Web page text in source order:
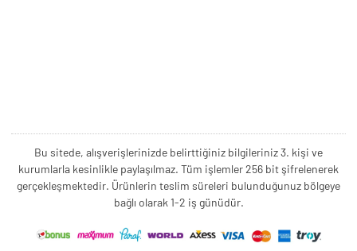
Bu sitede, alışverişlerinizde belirttiğiniz bilgileriniz 3. kişi ve
kurumlarla kesinlikle paylaşılmaz. Tüm işlemler 256 bit şifrelenerek
gerçekleşmektedir. Ürünlerin teslim süreleri bulunduğunuz bölgeye
bağlı olarak 1-2 iş günüdür.